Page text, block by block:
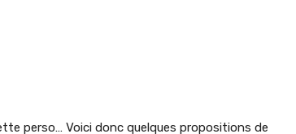
perso… Voici donc quelques propositions de